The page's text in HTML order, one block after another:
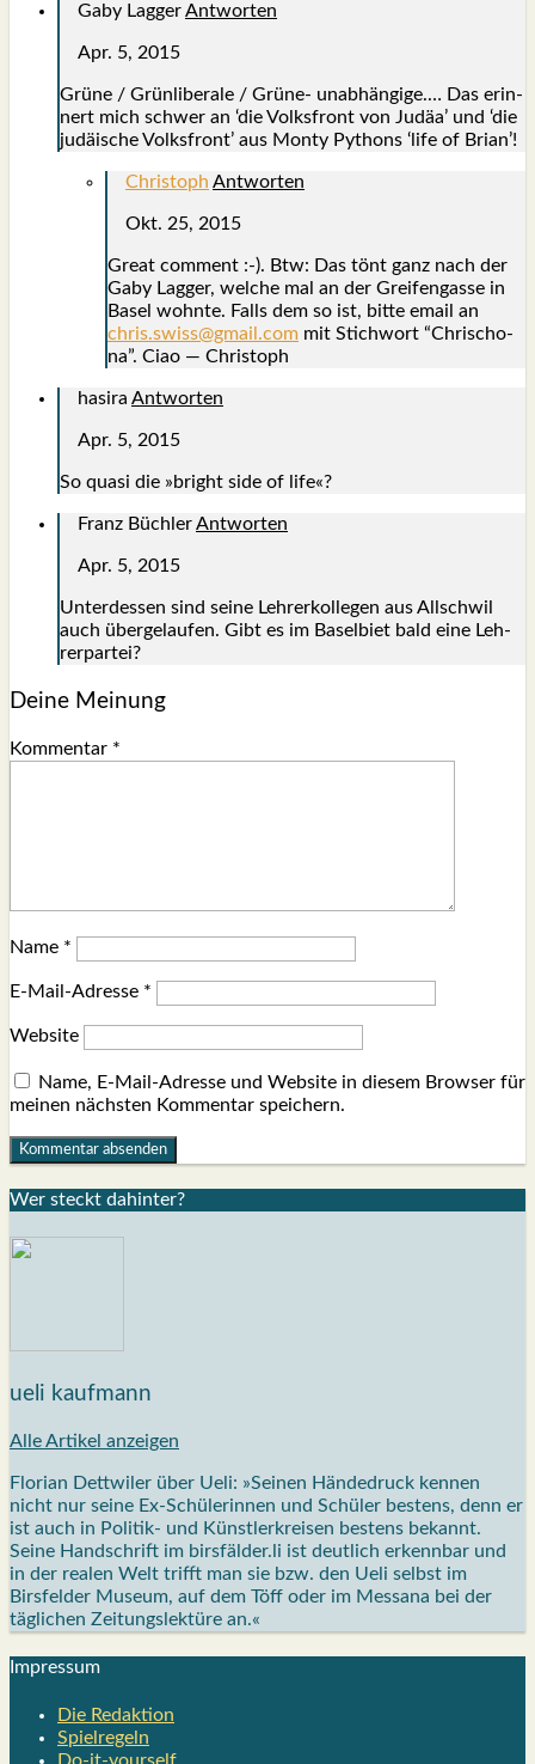
Gaby LaggerAntworten
Apr. 5, 2015
Grü­ne / Grün­li­be­ra­le / Grü­ne- unab­hän­gi­ge.… Das erin­
nert mich schwer an ‘die Volks­front von Judäa’ und ‘die
judäi­sche Volks­front’ aus Mon­ty Pythons ‘life of Bri­an’!
Christoph Antworten
Okt. 25, 2015
Gre­at com­ment :-). Btw: Das tönt ganz nach der
Gaby Lag­ger, wel­che mal an der Grei­fen­gas­se in
Basel wohn­te. Falls dem so ist, bit­te email an
chris.swiss@gmail.com mit Stich­wort “Chrisch­o­
na”. Ciao — Chris­toph
hasira Antworten
Apr. 5, 2015
So qua­si die »bright side of life«?
Franz BüchlerAntworten
Apr. 5, 2015
Unter­des­sen sind sei­ne Leh­rer­kol­le­gen aus All­schwil
auch über­ge­lau­fen. Gibt es im Basel­biet bald eine Leh­
rer­par­tei?
Deine Meinung
Kommentar *
Name *
E-Mail-Adresse *
Website
Name, E-Mail-Adresse und Website in diesem Browser für
meinen nächsten Kommentar speichern.
Wer steckt dahin­ter?
ueli kaufmann
Alle Artikel anzeigen
Florian Dettwiler über Ueli: »Seinen Händedruck kennen
nicht nur seine Ex-Schülerinnen und Schüler bestens, denn er
ist auch in Politik- und Künstlerkreisen bestens bekannt.
Seine Handschrift im birsfälder.li ist deutlich erkennbar und
in der realen Welt trifft man sie bzw. den Ueli selbst im
Birsfelder Museum, auf dem Töff oder im Messana bei der
täglichen Zeitungslektüre an.«
Impres­sum
Die Redak­ti­on
Spiel­re­geln